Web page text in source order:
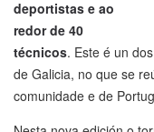
deportistas e ao
redor de 40
técnicos. Este é un
de Galicia, no que se
comunidade e de